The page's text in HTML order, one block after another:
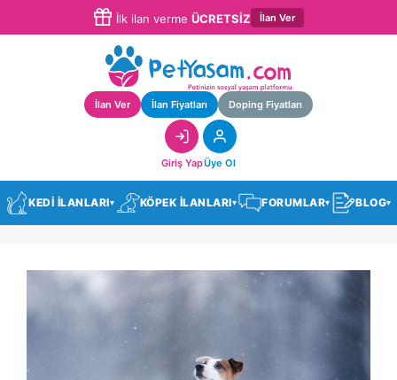
İlk ilan verme ÜCRETSİZ İlan Ver
İlan Ver İlan Fiyatları Doping Fiyatları
Giriş YapÜye Ol
KEDİ İLANLARI▾ KÖPEK İLANLARI▾ FORUMLAR▾ BLOG▾